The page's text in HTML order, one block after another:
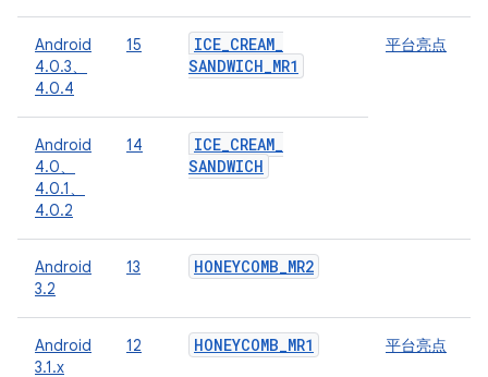
Android
4.0.3、
4.0.4
15 ICE_CREAM_
SANDWICH_MR1
平台亮点
Android
4.0、
4.0.1、
4.0.2
14 ICE_CREAM_
SANDWICH
Android
3.2
13 HONEYCOMB_MR2
Android
3.1.x
12 HONEYCOMB_MR1 平台亮点